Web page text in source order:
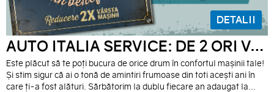
DETALII
AUTO ITALIA SERVICE: DE 2 ORI VÂRSTA MAȘINII
Este plăcut să te poți bucura de orice drum în confortul mașinii tale!
Și stim sigur că ai o tonă de amintiri frumoase din toti acești ani în
care ți-a fost alături. Sărbătorim la dublu fiecare an adaugat la